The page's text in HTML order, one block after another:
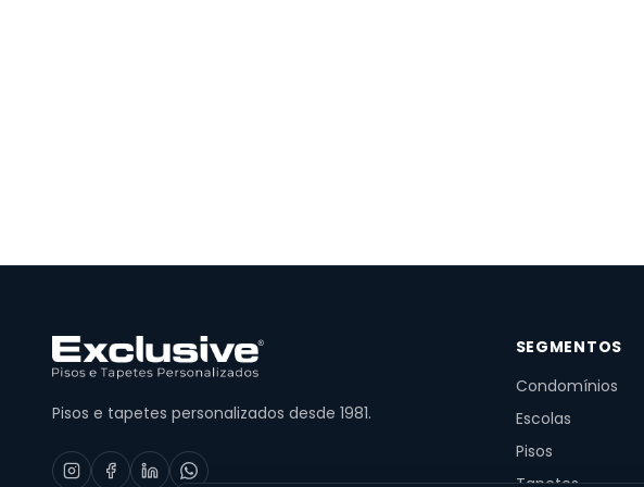
Pisos e tapetes personalizados desde 1981.
SEGMENTOS
Condomínios
Escolas
Pisos